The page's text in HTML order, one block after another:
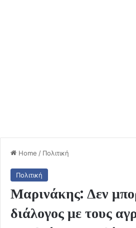
Home / Πολιτική
Πολιτική
Μαρινάκης: Δεν
διάλογος με τους